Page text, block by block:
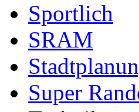
Sportlich
SRAM
Super